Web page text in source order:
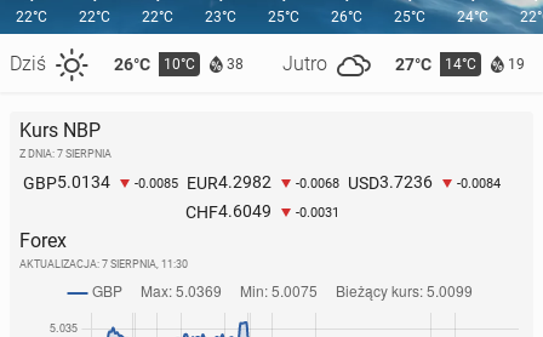
22°C
Dziś 26°C 10°C 38 Jutro 27°C 14°C 19
22°C 22°C 23°C 25°C 26°C 25°C 24°C
Kurs NBP
Z DNIA: 7 SIERPNIA
GBP5.0134 -0.0085 EUR4.2982 -0.0068 USD3.7236 -0.0084
CHF4.6049 -0.0031
Forex
AKTUALIZACJA: 7 SIERPNIA, 11:30